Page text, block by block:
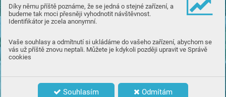
Díky němu příště poznáme, že se jedná o stejné zařízení, a
budeme tak moci přesněji vyhodnotit návštěvnost.
Identifikátor je zcela anonymní.
Vaše souhlasy a odmítnutí si ukládáme do vašeho zařízení, abychom se
vás už příště znovu neptali. Můžete je kdykoli později upravit ve Správě
cookies
Souhlasím Odmítám